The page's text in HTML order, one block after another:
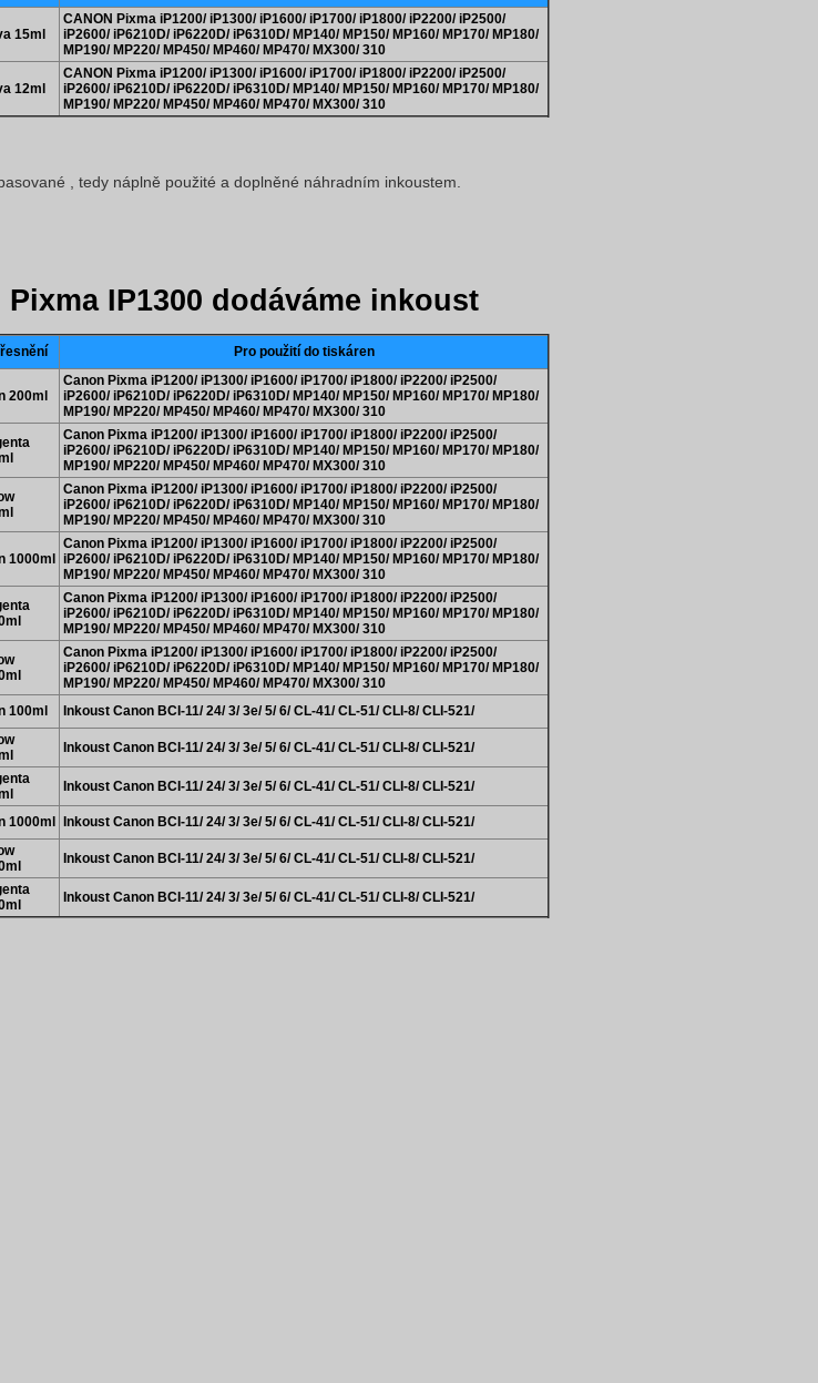
15ml
CANON Pixma iP1200/ iP1300/ iP1600/ iP1700/ iP1800/ iP2200/ iP2500/
iP2600/ iP6210D/ iP6220D/ iP6310D/ MP140/ MP150/ MP160/ MP170/ MP180/
MP190/ MP220/ MP450/ MP460/ MP470/ MX300/ 310
12ml
CANON Pixma iP1200/ iP1300/ iP1600/ iP1700/ iP1800/ iP2200/ iP2500/
iP2600/ iP6210D/ iP6220D/ iP6310D/ MP140/ MP150/ MP160/ MP170/ MP180/
MP190/ MP220/ MP450/ MP460/ MP470/ MX300/ 310
, tedy náplně použité a doplněné náhradním inkoustem.
IP1300 dodáváme inkoust
Pro použití do tiskáren
200ml
Canon Pixma iP1200/ iP1300/ iP1600/ iP1700/ iP1800/ iP2200/ iP2500/
iP2600/ iP6210D/ iP6220D/ iP6310D/ MP140/ MP150/ MP160/ MP170/ MP180/
MP190/ MP220/ MP450/ MP460/ MP470/ MX300/ 310
Canon Pixma iP1200/ iP1300/ iP1600/ iP1700/ iP1800/ iP2200/ iP2500/
iP2600/ iP6210D/ iP6220D/ iP6310D/ MP140/ MP150/ MP160/ MP170/ MP180/
MP190/ MP220/ MP450/ MP460/ MP470/ MX300/ 310
Canon Pixma iP1200/ iP1300/ iP1600/ iP1700/ iP1800/ iP2200/ iP2500/
iP2600/ iP6210D/ iP6220D/ iP6310D/ MP140/ MP150/ MP160/ MP170/ MP180/
MP190/ MP220/ MP450/ MP460/ MP470/ MX300/ 310
1000ml
Canon Pixma iP1200/ iP1300/ iP1600/ iP1700/ iP1800/ iP2200/ iP2500/
iP2600/ iP6210D/ iP6220D/ iP6310D/ MP140/ MP150/ MP160/ MP170/ MP180/
MP190/ MP220/ MP450/ MP460/ MP470/ MX300/ 310
Canon Pixma iP1200/ iP1300/ iP1600/ iP1700/ iP1800/ iP2200/ iP2500/
iP2600/ iP6210D/ iP6220D/ iP6310D/ MP140/ MP150/ MP160/ MP170/ MP180/
MP190/ MP220/ MP450/ MP460/ MP470/ MX300/ 310
Canon Pixma iP1200/ iP1300/ iP1600/ iP1700/ iP1800/ iP2200/ iP2500/
iP2600/ iP6210D/ iP6220D/ iP6310D/ MP140/ MP150/ MP160/ MP170/ MP180/
MP190/ MP220/ MP450/ MP460/ MP470/ MX300/ 310
100ml Inkoust Canon BCI-11/ 24/ 3/ 3e/ 5/ 6/ CL-41/ CL-51/ CLI-8/ CLI-521/
Inkoust Canon BCI-11/ 24/ 3/ 3e/ 5/ 6/ CL-41/ CL-51/ CLI-8/ CLI-521/
Inkoust Canon BCI-11/ 24/ 3/ 3e/ 5/ 6/ CL-41/ CL-51/ CLI-8/ CLI-521/
1000ml Inkoust Canon BCI-11/ 24/ 3/ 3e/ 5/ 6/ CL-41/ CL-51/ CLI-8/ CLI-521/
Inkoust Canon BCI-11/ 24/ 3/ 3e/ 5/ 6/ CL-41/ CL-51/ CLI-8/ CLI-521/
Inkoust Canon BCI-11/ 24/ 3/ 3e/ 5/ 6/ CL-41/ CL-51/ CLI-8/ CLI-521/